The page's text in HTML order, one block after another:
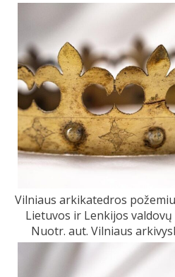
Vilniaus arkikatedros
Lietuvos ir Lenkijos
Nuotr. aut. Vilniaus